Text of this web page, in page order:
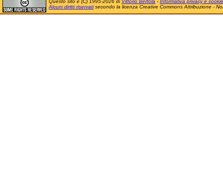
Questo sito è (C) 1995-2026 di Vittorio Bertola - Informativa privacy e cookie
Alcuni diritti riservatisecondo la licenza Creative Commons Attribuzione -